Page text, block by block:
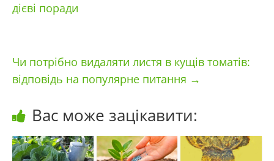
дієві поради
Чи потрібно видаляти листя в кущів томатів:
відповідь на популярне питання →
Вас може зацікавити: